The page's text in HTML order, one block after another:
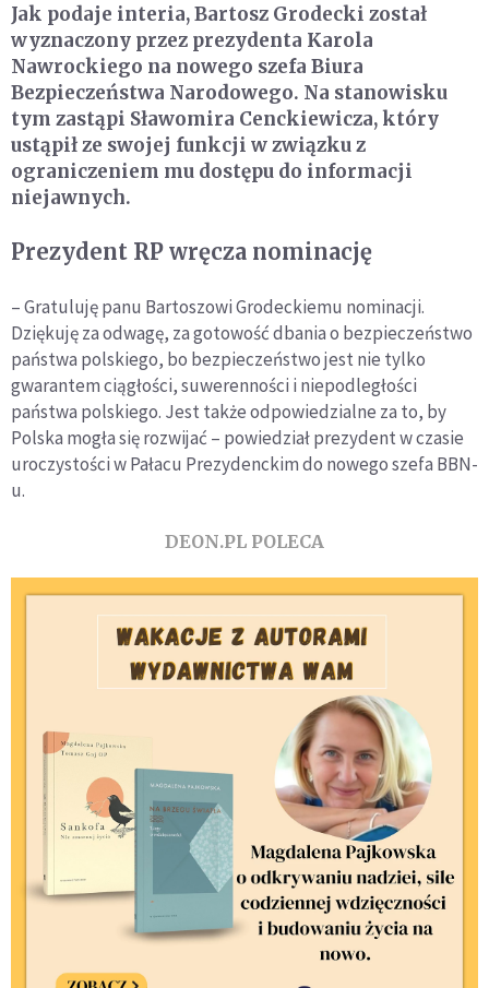
Jak podaje interia, Bartosz Grodecki został
wyznaczony przez prezydenta Karola
Nawrockiego na nowego szefa Biura
Bezpieczeństwa Narodowego. Na stanowisku
tym zastąpi Sławomira Cenckiewicza, który
ustąpił ze swojej funkcji w związku z
ograniczeniem mu dostępu do informacji
niejawnych.
Prezydent RP wręcza nominację
– Gratuluję panu Bartoszowi Grodeckiemu nominacji.
Dziękuję za odwagę, za gotowość dbania o bezpieczeństwo
państwa polskiego, bo bezpieczeństwo jest nie tylko
gwarantem ciągłości, suwerenności i niepodległości
państwa polskiego. Jest także odpowiedzialne za to, by
Polska mogła się rozwijać – powiedział prezydent w czasie
uroczystości w Pałacu Prezydenckim do nowego szefa BBN-
u.
DEON.PL POLECA